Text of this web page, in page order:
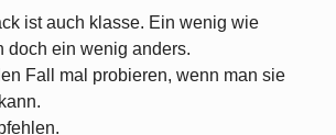
ist auch klasse. Ein wenig wie
doch ein wenig anders.
Fall mal probieren, wenn man sie